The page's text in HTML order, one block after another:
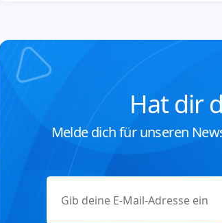
Hat dir
Melde dich für unseren